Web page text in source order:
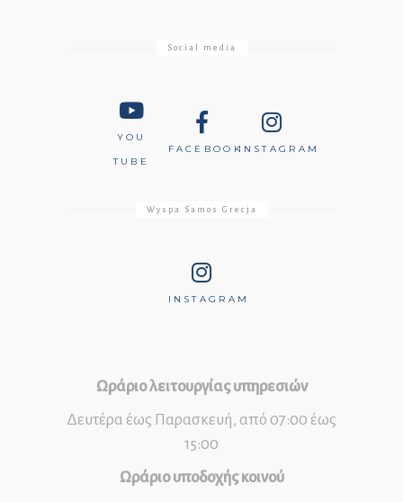
Social media
YOU
TUBE
FACEBOOKINSTAGRAM
Wyspa Samos Grecja
INSTAGRAM
Ωράριο λειτουργίας υπηρεσιών
Δευτέρα έως Παρασκευή, από 07:00 έως
15:00
Ωράριο υποδοχής κοινού